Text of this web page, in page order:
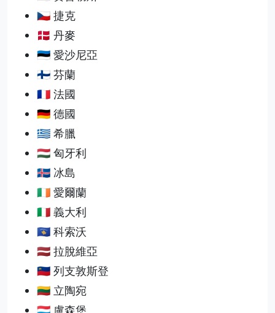
🇨🇿 捷克
🇩🇰 丹麥
🇪🇪 愛沙尼亞
🇫🇮 芬蘭
🇫🇷 法國
🇩🇪 德國
🇬🇷 希臘
🇭🇺 匈牙利
🇮🇸 冰島
🇮🇪 愛爾蘭
🇮🇹 義大利
🇽🇰 科索沃
🇱🇻 拉脫維亞
🇱🇮 列支敦斯登
🇱🇹 立陶宛
🇱🇺 盧森堡